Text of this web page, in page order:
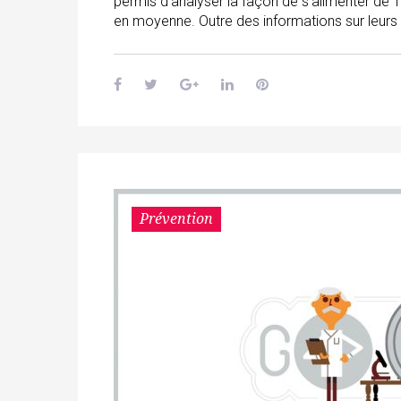
en moyenne. Outre des informations sur
Prévention